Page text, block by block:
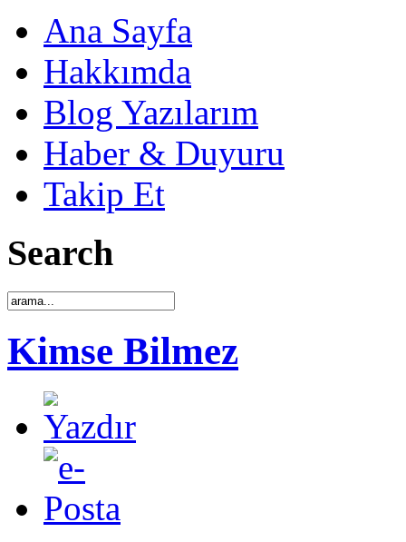
Ana Sayfa
Hakkımda
Blog Yazılarım
Haber & Duyuru
Takip Et
Search
Kimse Bilmez